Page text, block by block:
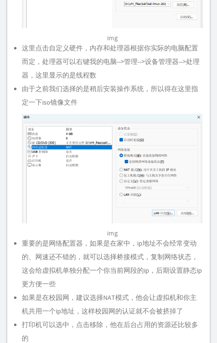
img
这里点击自定义硬件，内存和处理器根据你实际的电脑配置
而定，处理器可以右键我的电脑-->管理-->设备管理器-->处理
器，这里显示的是线程数
由于之前我们选择的是稍后安装操作系统，所以得在这里指
定一下iso镜像文件
img
重要的是网络配置器，如果是在家中，ip地址不会经常变动
的、网速还不错的，就可以选择桥接模式，复制网络状态，
这会给虚拟机单独分配一个你当前网段的ip，后期设置静态ip
更方便一些
如果是在校园网，建议选择NAT模式，他会让虚拟机和你主
机共用一个ip地址，这样校园网的认证就不会被挤掉了
打印机可以选中，点击移除，他在后台占用的资源还比较多
的